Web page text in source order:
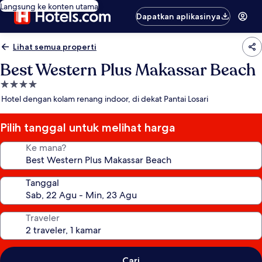
Langsung ke konten utama
Dapatkan aplikasinya
Lihat semua properti
Best Western Plus Makassar Beach
Properti
bintang
Hotel dengan kolam renang indoor, di dekat Pantai Losari
Pilih tanggal untuk melihat harga
Ke mana?
Tanggal
Traveler